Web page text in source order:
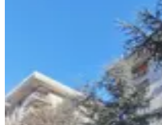
Sarıyer
Tarabya'da
Sarıyer, Ferahevler
190 m² ·2. Kat
140.000 ₺